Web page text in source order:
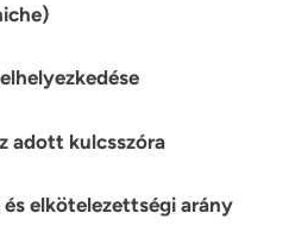
adott kulcsszóra
elkötelezettségi arány